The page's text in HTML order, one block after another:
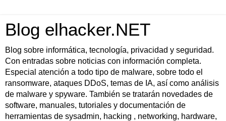
Blog elhacker.NET
Blog sobre informática, tecnología, privacidad y seguridad.
Con entradas sobre noticias con información completa.
Especial atención a todo tipo de malware, sobre todo el
ransomware, ataques DDoS, temas de IA, así como análisis
de malware y spyware. También se tratarán novedades de
software, manuales, tutoriales y documentación de
herramientas de sysadmin, hacking , networking, hardware,